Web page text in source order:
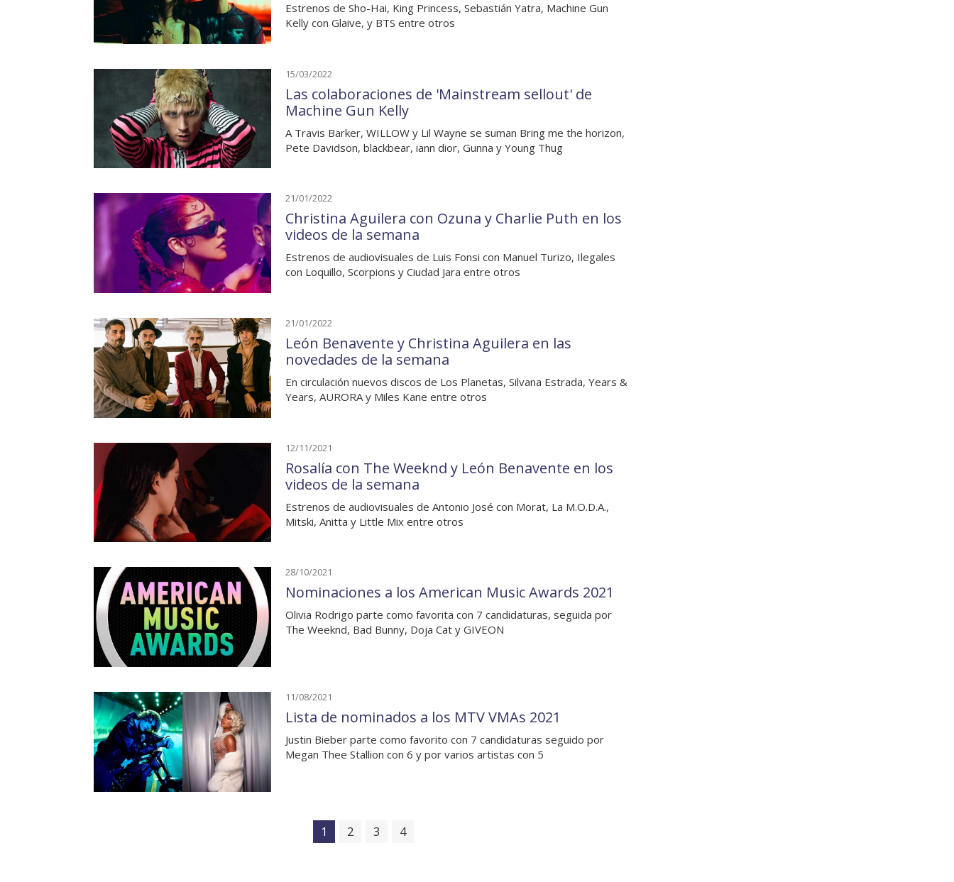
Estrenos de Sho-Hai, King Princess, Sebastián Yatra, Machine Gun
Kelly con Glaive, y BTS entre otros
15/03/2022
Las colaboraciones de 'Mainstream sellout' de
Machine Gun Kelly
A Travis Barker, WILLOW y Lil Wayne se suman Bring me the horizon,
Pete Davidson, blackbear, iann dior, Gunna y Young Thug
21/01/2022
Christina Aguilera con Ozuna y Charlie Puth en los
videos de la semana
Estrenos de audiovisuales de Luis Fonsi con Manuel Turizo, Ilegales
con Loquillo, Scorpions y Ciudad Jara entre otros
21/01/2022
León Benavente y Christina Aguilera en las
novedades de la semana
En circulación nuevos discos de Los Planetas, Silvana Estrada, Years &
Years, AURORA y Miles Kane entre otros
12/11/2021
Rosalía con The Weeknd y León Benavente en los
videos de la semana
Estrenos de audiovisuales de Antonio José con Morat, La M.O.D.A.,
Mitski, Anitta y Little Mix entre otros
28/10/2021
Nominaciones a los American Music Awards 2021
Olivia Rodrigo parte como favorita con 7 candidaturas, seguida por
The Weeknd, Bad Bunny, Doja Cat y GIVEON
11/08/2021
Lista de nominados a los MTV VMAs 2021
Justin Bieber parte como favorito con 7 candidaturas seguido por
Megan Thee Stallion con 6 y por varios artistas con 5
1 2 3 4